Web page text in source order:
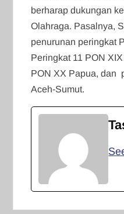
berharap dukungan
Olahraga. Pasalnya,
penurunan peringkat
Peringkat 11 PON
PON XX Papua, dan
Aceh-Sumut.